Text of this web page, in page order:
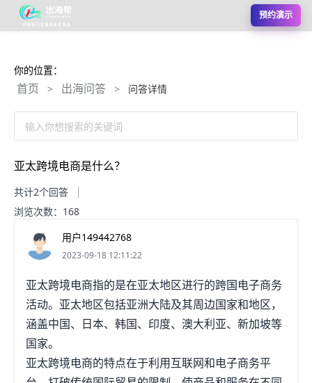
预约演示
你的位置：
首页 > 出海问答 > 问答详情
输入你想搜索的关键词
亚太跨境电商是什么？
共计2个回答
浏览次数：168
用户149442768
2023-09-18 12:11:22
亚太跨境电商指的是在亚太地区进行的跨国电子商务
活动。亚太地区包括亚洲大陆及其周边国家和地区，
涵盖中国、日本、韩国、印度、澳大利亚、新加坡等
国家。
亚太跨境电商的特点在于利用互联网和电子商务平